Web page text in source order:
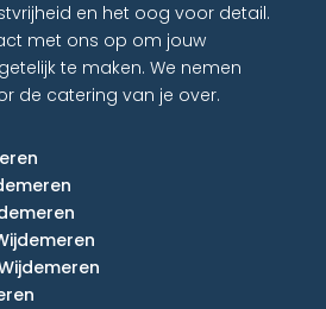
en het oog voor detail.
met ons op om jouw
te maken. We nemen
de catering van je over.